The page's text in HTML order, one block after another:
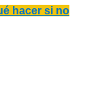
hacer si no